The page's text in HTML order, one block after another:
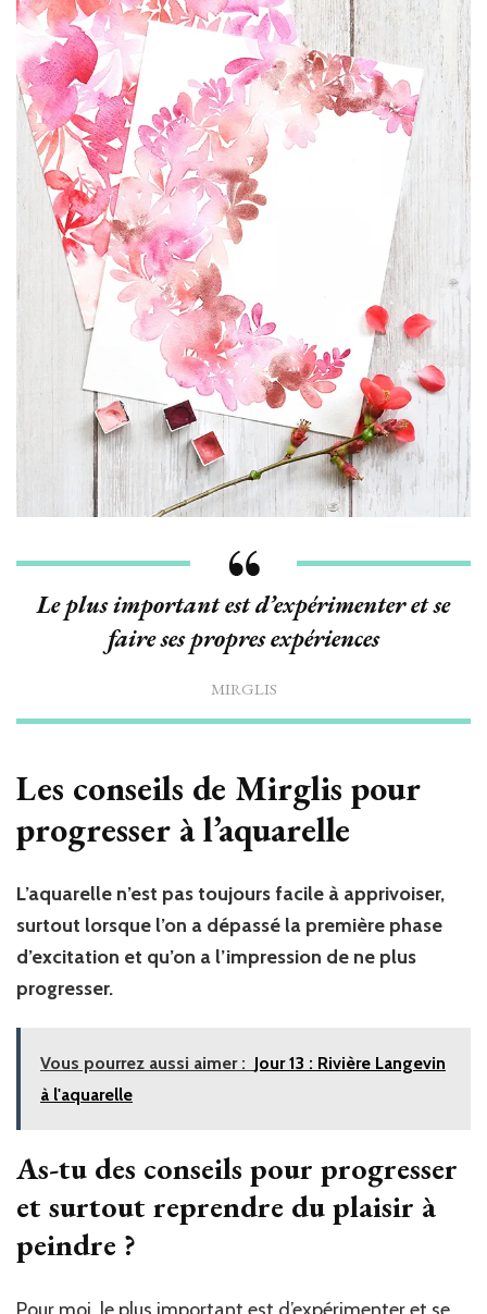
Le plus important est d’expérimenter et se
faire ses propres expériences
MIRGLIS
Les conseils de Mirglis pour
progresser à l’aquarelle
L’aquarelle n’est pas toujours facile à apprivoiser,
surtout lorsque l’on a dépassé la première phase
d’excitation et qu’on a l’impression de ne plus
progresser.
Vous pourrez aussi aimer : Jour 13 : Rivière Langevin
à l'aquarelle
As-tu des conseils pour progresser
et surtout reprendre du plaisir à
peindre ?